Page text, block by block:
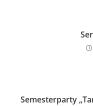
Semesterparty